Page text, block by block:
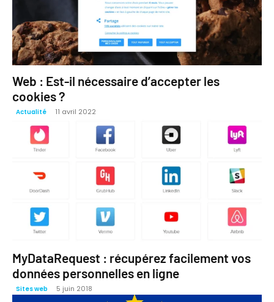
Web : Est-il nécessaire d’accepter les
cookies ?
Actualité 11 avril 2022
MyDataRequest : récupérez facilement vos
données personnelles en ligne
Sites web 5 juin 2018